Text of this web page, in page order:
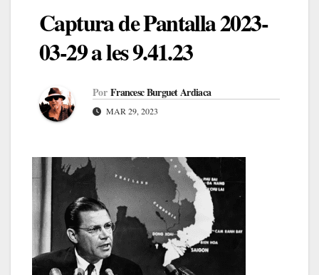
Captura de Pantalla 2023-
03-29 a les 9.41.23
Por Francesc Burguet Ardiaca
MAR 29, 2023